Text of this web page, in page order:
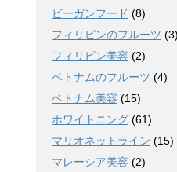
ビーガンフード (8)
フィリピンのフルーツ (3)
フィリピン美容 (2)
ベトナムのフルーツ (4)
ベトナム美容 (15)
ホワイトニング (61)
マリオネットライン (15)
マレーシア美容 (2)